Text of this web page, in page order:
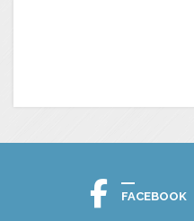
FACEBOOK